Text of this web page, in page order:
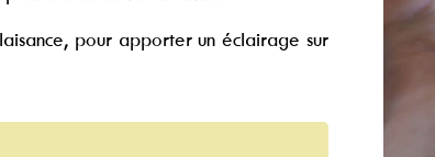
pour apporter un éclairage sur